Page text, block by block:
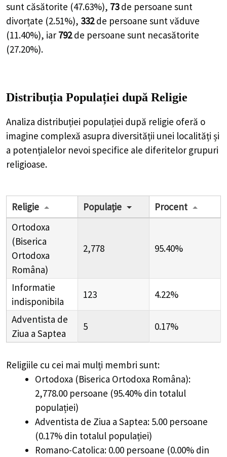
sunt căsătorite (47.63%), 73 de persoane sunt
divorțate (2.51%), 332 de persoane sunt văduve
(11.40%), iar 792 de persoane sunt necasătorite
(27.20%).
Distribuția Populației după Religie
Analiza distribuției populației după religie oferă o
imagine complexă asupra diversității unei localități și
a potențialelor nevoi specifice ale diferitelor grupuri
religioase.
Religie Populație
Procent
Ortodoxa
(Biserica
Ortodoxa
Româna)
2,778 95.40%
Informatie
indisponibila
123 4.22%
Adventista de
Ziua a Saptea
5 0.17%
Religiile cu cei mai mulți membri sunt:
Ortodoxa (Biserica Ortodoxa Româna):
2,778.00 persoane (95.40% din totalul
populației)
Adventista de Ziua a Saptea: 5.00 persoane
(0.17% din totalul populației)
Romano-Catolica: 0.00 persoane (0.00% din